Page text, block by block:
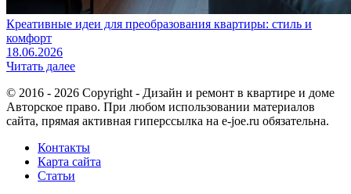
Креативные идеи для преобразования квартиры: стиль и
комфорт
18.06.2026
Читать далее
© 2016 - 2026 Copyright - Дизайн и ремонт в квартире и доме
Авторское право. При любом использовании материалов
сайта, прямая активная гиперссылка на e-joe.ru обязательна.
Контакты
Карта сайта
Статьи